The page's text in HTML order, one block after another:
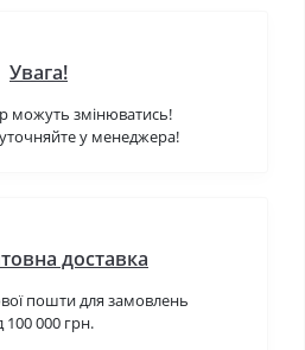
Увага!
можуть змінюватись!
у менеджера!
доставка
пошти для замовлень
100 000 грн.